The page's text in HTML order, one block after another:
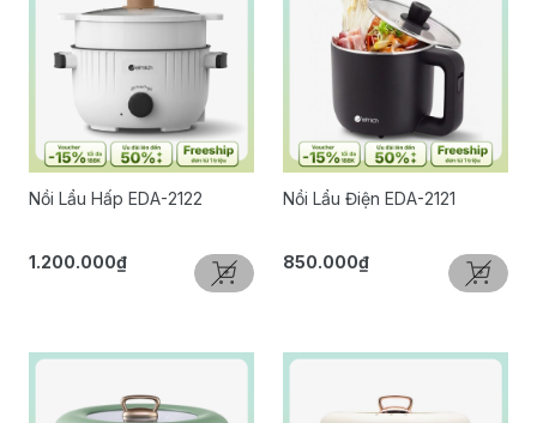
Nồi Lẩu Hấp EDA-2122
1.200.000₫
Nồi Lẩu Điện EDA-2121
850.000₫